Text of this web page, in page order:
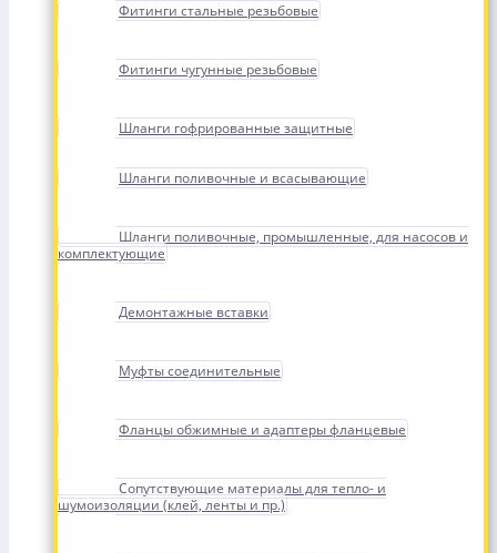
Фитинги стальные резьбовые
Фитинги чугунные резьбовые
Шланги гофрированные защитные
Шланги поливочные и всасывающие
Шланги поливочные, промышленные, для насосов и
комплектующие
Демонтажные вставки
Муфты соединительные
Фланцы обжимные и адаптеры фланцевые
Сопутствующие материалы для тепло- и
шумоизоляции (клей, ленты и пр.)